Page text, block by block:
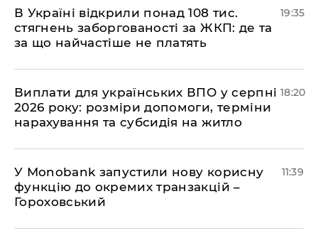
В Україні відкрили понад 108 тис.
стягнень заборгованості за ЖКП: де та
за що найчастіше не платять
19:35
Виплати для українських ВПО у серпні
2026 року: розміри допомоги, терміни
нарахування та субсидія на житло
18:20
У Мonobank запустили нову корисну
функцію до окремих транзакцій –
Гороховський
11:39